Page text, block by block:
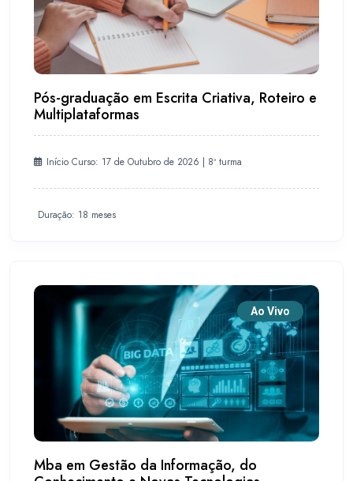
Pós-graduação em Escrita Criativa, Roteiro e
Multiplataformas
Início Curso: 17 de Outubro de 2026 | 8ª turma
Duração: 18 meses
Ao Vivo
Mba em Gestão da Informação, do